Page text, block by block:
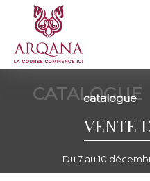
CATALOGUE
catalogue
VENTE
Du 7 au 10